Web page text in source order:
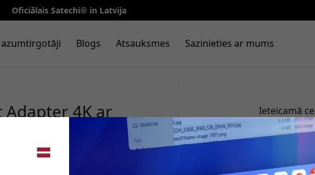
Oficiālais Satechi® in Latvija
Blogs Atsauksmes Sazinieties ar mums
Adapter 4K ar
iPad Pro - Black
Ieteicamā
59.99
Nopirkt
🎉 Jūsu atlaižu kods: